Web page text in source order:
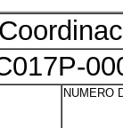
NUMERO